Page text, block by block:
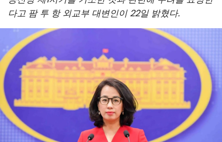
사회
문화
스포츠
과학기술
여행
다고 팜 투 항 외교부 대변인이 22일 밝혔다.